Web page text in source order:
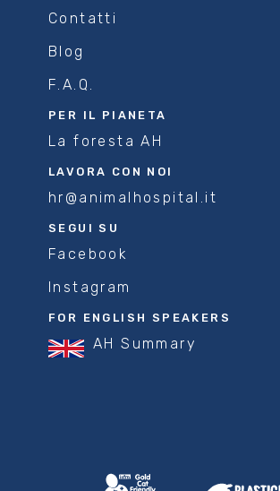
Contatti
Blog
F.A.Q.
PER IL PIANETA
La foresta AH
LAVORA CON NOI
hr@animalhospital.it
SEGUI SU
Facebook
Instagram
FOR ENGLISH SPEAKERS
AH Summary